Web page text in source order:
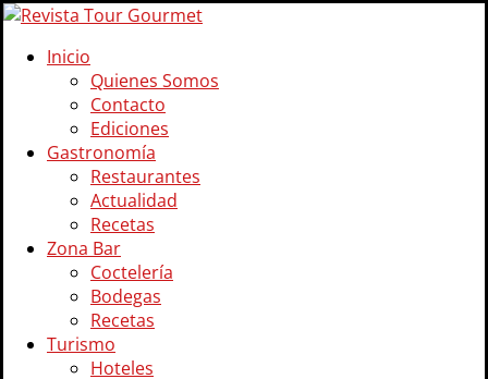
Inicio
Quienes Somos
Contacto
Ediciones
Gastronomía
Restaurantes
Actualidad
Recetas
Zona Bar
Coctelería
Bodegas
Recetas
Turismo
Hoteles